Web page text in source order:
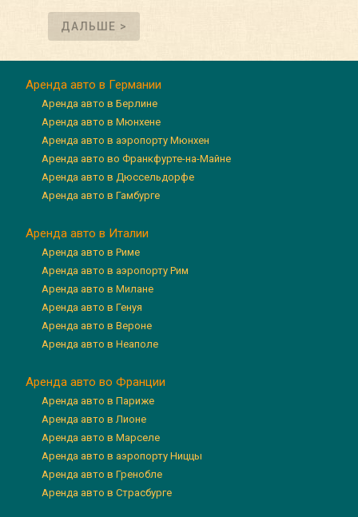
ДАЛЬШЕ >
Аренда авто в Германии
Аренда авто в Берлине
Аренда авто в Мюнхене
Аренда авто в аэропорту Мюнхен
Аренда авто во Франкфурте-на-Майне
Аренда авто в Дюссельдорфе
Аренда авто в Гамбурге
Аренда авто в Италии
Аренда авто в Риме
Аренда авто в аэропорту Рим
Аренда авто в Милане
Аренда авто в Генуя
Аренда авто в Вероне
Аренда авто в Неаполе
Аренда авто во Франции
Аренда авто в Париже
Аренда авто в Лионе
Аренда авто в Марселе
Аренда авто в аэропорту Ниццы
Аренда авто в Гренобле
Аренда авто в Страсбурге